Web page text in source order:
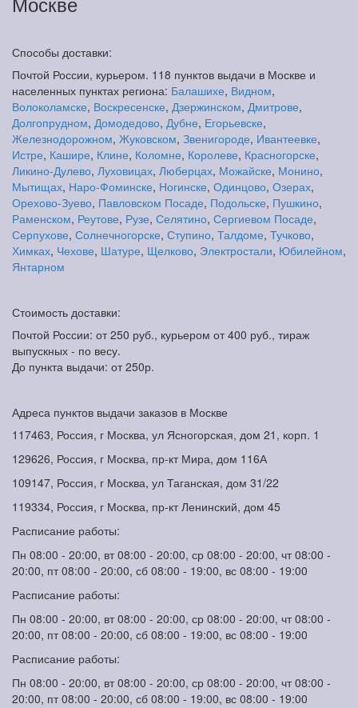
Способы доставки:
Почтой России, курьером. 118 пунктов выдачи в Москве и
населенных пунктах региона: Балашихе, Видном,
Волоколамске, Воскресенске, Дзержинском, Дмитрове,
Долгопрудном, Домодедово, Дубне, Егорьевске,
Железнодорожном, Жуковском, Звенигороде, Ивантеевке,
Истре, Кашире, Клине, Коломне, Королеве, Красногорске,
Ликино-Дулево, Луховицах, Люберцах, Можайске, Монино,
Мытищах, Наро-Фоминске, Ногинске, Одинцово, Озерах,
Орехово-Зуево, Павловском Посаде, Подольске, Пушкино,
Раменском, Реутове, Рузе, Селятино, Сергиевом Посаде,
Серпухове, Солнечногорске, Ступино, Талдоме, Тучково,
Химках, Чехове, Шатуре, Щелково, Электростали, Юбилейном,
Янтарном
Стоимость доставки:
Почтой России: от 250 руб., курьером от 400 руб., тираж
выпускных - по весу.
До пункта выдачи: от 250р.
Адреса пунктов выдачи заказов в Москве
117463, Россия, г Москва, ул Ясногорская, дом 21, корп. 1
129626, Россия, г Москва, пр-кт Мира, дом 116А
109147, Россия, г Москва, ул Таганская, дом 31/22
119334, Россия, г Москва, пр-кт Ленинский, дом 45
Расписание работы:
Пн 08:00 - 20:00, вт 08:00 - 20:00, ср 08:00 - 20:00, чт 08:00 -
20:00, пт 08:00 - 20:00, сб 08:00 - 19:00, вс 08:00 - 19:00
Расписание работы:
Пн 08:00 - 20:00, вт 08:00 - 20:00, ср 08:00 - 20:00, чт 08:00 -
20:00, пт 08:00 - 20:00, сб 08:00 - 19:00, вс 08:00 - 19:00
Расписание работы:
Пн 08:00 - 20:00, вт 08:00 - 20:00, ср 08:00 - 20:00, чт 08:00 -
20:00, пт 08:00 - 20:00, сб 08:00 - 19:00, вс 08:00 - 19:00